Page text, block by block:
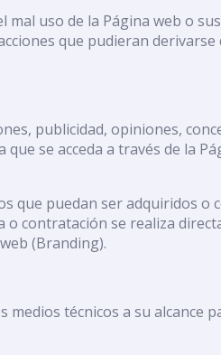
mal uso de la Página web o
que pudieran derivarse
publicidad, opiniones,
se acceda a través de la
que puedan ser adquiridos
o contratación se realiza
(Branding).
técnicos a su alcance